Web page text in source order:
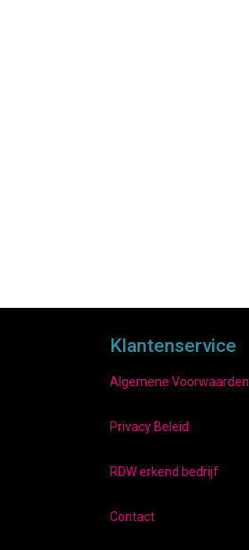
Klantenservice
Algemene Voorwaarden
Privacy Beleid
RDW erkend bedrijf
Contact